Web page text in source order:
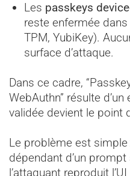
Les passkeys
reste enfermée dans
TPM, YubiKey).
surface d’attaque.
Dans ce cadre,
WebAuthn” résulte d’un
validée devient le point
Le problème est
dépendant d’un
l’attaquant reproduit